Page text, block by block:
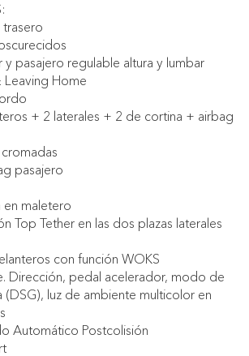
pasajero regulable altura y lumbar
Leaving Home
+ 2 laterales + 2 de cortina + airbag
pasajero
en maletero
Top Tether en las dos plazas laterales
con función WOKS
Dirección, pedal acelerador, modo de
(DSG), luz de ambiente multicolor en
Automático Postcolisión